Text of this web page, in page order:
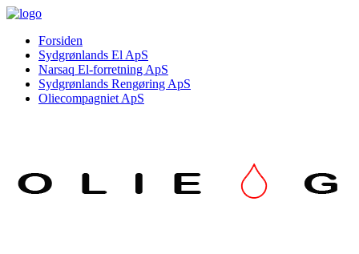
Forsiden
Sydgrønlands El ApS
Narsaq El-forretning ApS
Sydgrønlands Rengøring ApS
Oliecompagniet ApS